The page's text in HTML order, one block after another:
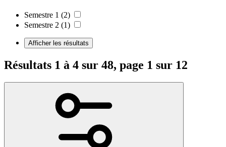
Semestre 1 (2)
Semestre 2 (1)
Afficher les résultats
Résultats 1 à 4 sur 48, page 1 sur 12